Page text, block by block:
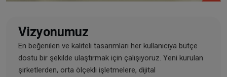
Vizyonumuz
En beğenilen ve kaliteli tasarımları her kullanıcıya bütçe
dostu bir şekilde ulaştırmak için çalışıyoruz. Yeni kurulan
şirketlerden, orta ölçekli işletmelere, dijital